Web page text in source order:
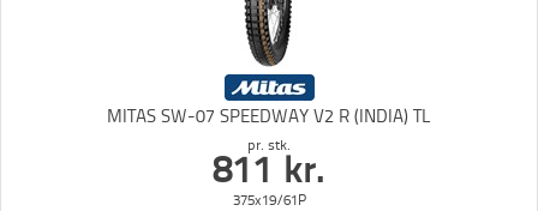
MITAS SW-07 SPEEDWAY V2 R (INDIA) TL
pr. stk.
811 kr.
375x19/61P